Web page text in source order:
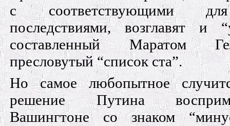
с соответствующими
последствиями, возглавят и
составленный Маратом
пресловутый “список ста”.
Но самое любопытное
решение Путина
Вашингтоне со знаком